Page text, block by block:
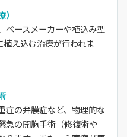
ペースメーカーや植込み型
え込む治療が行われま
症の弁膜症など、物理的な
急の開胸手術（修復術や